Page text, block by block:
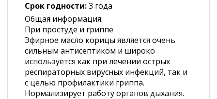
Срок годности:3 года
Общая информация:
При простуде и гриппе
Эфирное масло корицы является очень
сильным антисептиком и широко
используется как при лечении острых
респираторных вирусных инфекций, так и
с целью профилактики гриппа.
Нормализирует работу органов дыхания.